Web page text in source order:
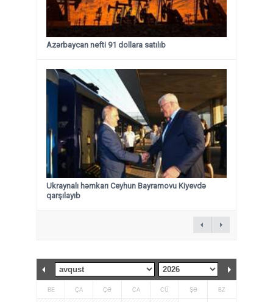
Azərbaycan nefti 91 dollara satılıb
Ukraynalı həmkarı Ceyhun Bayramovu Kiyevdə
qarşılayıb
BE ÇA ÇƏ CA CÜ ŞƏ BZ